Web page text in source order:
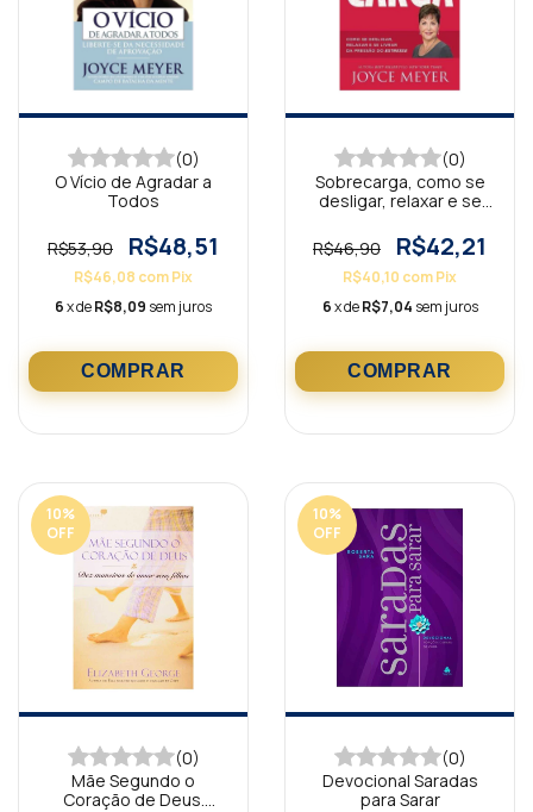
(0)
O Vício de Agradar a
Todos
R$53,90 R$48,51
R$46,08 comPix
6x deR$8,09 sem juros
(0)
Sobrecarga, como se
desligar, relaxar e se
R$46,90
R$42,21
R$40,10 comPix
6x deR$7,04 sem juros
10%
OFF
(0)
Mãe Segundo o
Coração de Deus.
10%
OFF
(0)
Devocional Saradas
para Sarar